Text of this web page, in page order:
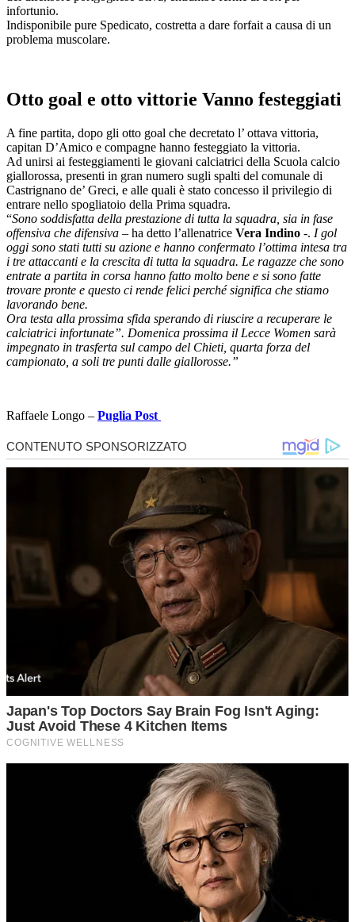
infortunio.
Indisponibile pure Spedicato, costretta a dare forfait a causa di un
problema muscolare.
Otto goal e otto vittorie Vanno festeggiati
A fine partita, dopo gli otto goal che decretato l’ ottava vittoria,
capitan D’Amico e compagne hanno festeggiato la vittoria.
Ad unirsi ai festeggiamenti le giovani calciatrici della Scuola calcio
giallorossa, presenti in gran numero sugli spalti del comunale di
Castrignano de’ Greci, e alle quali è stato concesso il privilegio di
entrare nello spogliatoio della Prima squadra.
“Sono soddisfatta della prestazione di tutta la squadra, sia in fase
offensiva che difensiva – ha detto l’allenatrice Vera Indino -. I gol
oggi sono stati tutti su azione e hanno confermato l’ottima intesa tra
i tre attaccanti e la crescita di tutta la squadra. Le ragazze che sono
entrate a partita in corsa hanno fatto molto bene e si sono fatte
trovare pronte e questo ci rende felici perché significa che stiamo
lavorando bene.
Ora testa alla prossima sfida sperando di riuscire a recuperare le
calciatrici infortunate”. Domenica prossima il Lecce Women sarà
impegnato in trasferta sul campo del Chieti, quarta forza del
campionato, a soli tre punti dalle giallorosse.”
Raffaele Longo – Puglia Post